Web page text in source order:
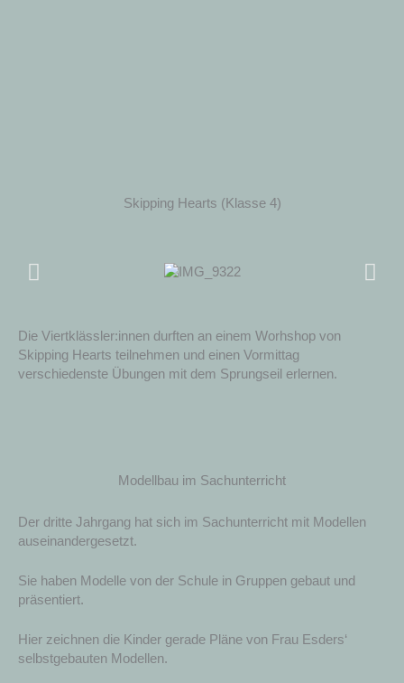
Skipping Hearts (Klasse 4)
Die Viertklässler:innen durften an einem Worhshop von
Skipping Hearts teilnehmen und einen Vormittag
verschiedenste Übungen mit dem Sprungseil erlernen.
Modellbau im Sachunterricht
Der dritte Jahrgang hat sich im Sachunterricht mit Modellen
auseinandergesetzt.
Sie haben Modelle von der Schule in Gruppen gebaut und
präsentiert.
Hier zeichnen die Kinder gerade Pläne von Frau Esders‘
selbstgebauten Modellen.